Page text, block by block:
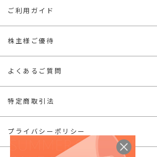
ご利用ガイド
株主様ご優待
よくあるご質問
特定商取引法
プライバシーポリシー